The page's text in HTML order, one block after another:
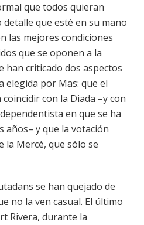
que todos quieran
que esté en su mano
las mejores condiciones
que se oponen a la
han criticado dos aspectos
elegida por Mas: que el
con la Diada –y con
en que se ha
años– y que la votación
la Mercè, que sólo se
se han quejado de
no la ven casual. El último
Rivera, durante la